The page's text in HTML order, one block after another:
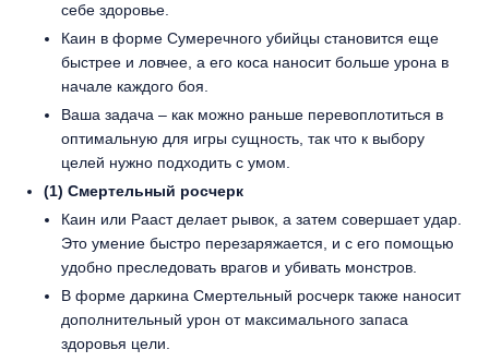
себе здоровье.
Каин в форме Сумеречного убийцы становится еще
быстрее и ловчее, а его коса наносит больше урона в
начале каждого боя.
Ваша задача – как можно раньше перевоплотиться в
оптимальную для игры сущность, так что к выбору
целей нужно подходить с умом.
(1) Смертельный росчерк
Каин или Рааст делает рывок, а затем совершает удар.
Это умение быстро перезаряжается, и с его помощью
удобно преследовать врагов и убивать монстров.
В форме даркина Смертельный росчерк также наносит
дополнительный урон от максимального запаса
здоровья цели.